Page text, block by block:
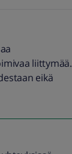
liittymää.
eikä